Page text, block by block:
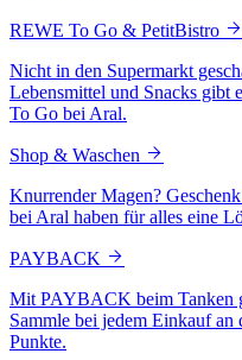
REWE To Go & PetitBistro
Nicht in den Supermarkt
Lebensmittel und Snacks gibt
To Go bei Aral.
Shop & Waschen
Knurrender Magen?
bei Aral haben für alles eine
PAYBACK
Mit PAYBACK beim Tanken
Sammle bei jedem Einkauf
Punkte.